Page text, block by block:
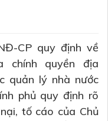
CP quy định về
chính quyền địa
quản lý nhà nước
phủ quy định rõ
tố cáo của Chủ